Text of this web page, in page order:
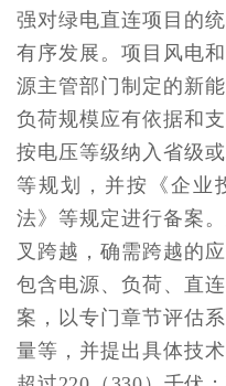
强对绿电直连项目的
有序发展。项目风电
源主管部门制定的新
负荷规模应有依据和
按电压等级纳入省级
等规划，并按《企业
法》等规定进行备案
叉跨越，确需跨越的
包含电源、负荷、直
案，以专门章节评估
量等，并提出具体技